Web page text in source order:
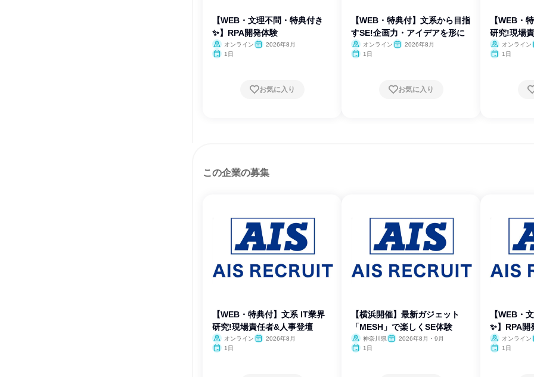
【WEB・文理不問・特典付き
✨】RPA開発体験
オンライン
2026年8月
1日
お気に入り
【WEB・特典付】文系から目指
すSE!企画力・アイデアを形に
オンライン
2026年8月
1日
お気に入り
【WEB・
研究!現場
オンライン
1日
この企業の募集
【WEB・特典付】文系 IT業界
研究!現場責任者&人事登壇
オンライン
2026年8月
1日
【横浜開催】最新ガジェット
「MESH」で楽しくSE体験
神奈川県
2026年8月・9月
1日
【WEB・
✨】RPA開
オンライン
1日